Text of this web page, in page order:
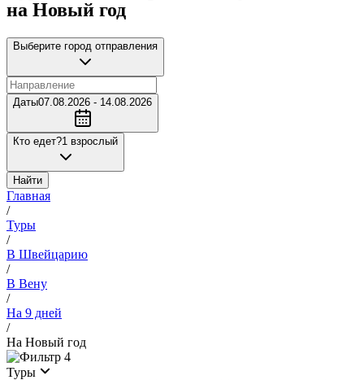
на Новый год
Выберите город отправления
Даты07.08.2026 - 14.08.2026
Кто едет?1 взрослый
Найти
Главная
/
Туры
/
В Швейцарию
/
В Вену
/
На 9 дней
/
На Новый год
4
Туры